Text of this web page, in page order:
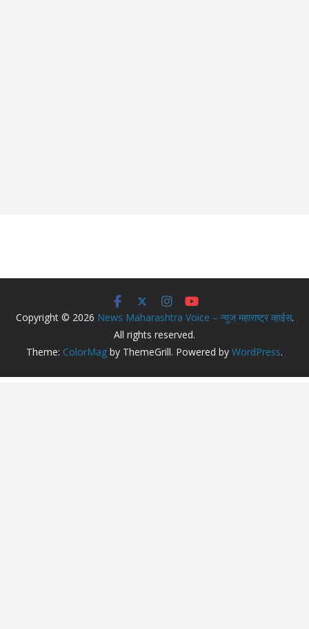
Copyright © 2026 News Maharashtra Voice – न्युज महाराष्ट्र व्हाईस.
All rights reserved.
Theme: ColorMag by ThemeGrill. Powered by WordPress.